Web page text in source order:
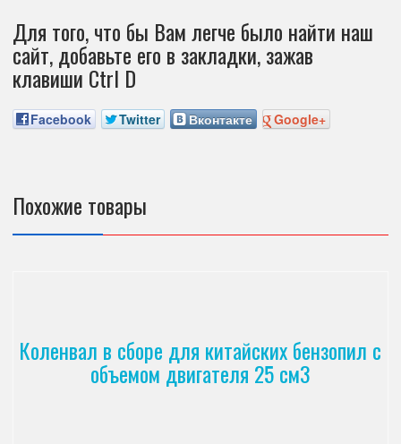
Для того, что бы Вам легче было найти наш
сайт, добавьте его в закладки, зажав
клавиши Ctrl D
Facebook Twitter Вконтакте Google+
Похожие товары
Коленвал в сборе для китайских бензопил с
объемом двигателя 25 см3